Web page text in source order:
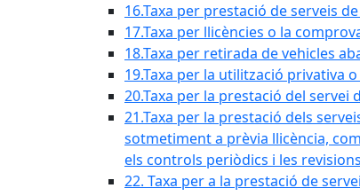
16.Taxa per prestació de serveis
17.Taxa per llicències o la
18.Taxa per retirada de vehicles
19.Taxa per la utilització privativa
20.Taxa per la prestació del servei
21.Taxa per la prestació dels
sotmetiment a prèvia llicència,
els controls periòdics i les
22. Taxa per a la prestació de